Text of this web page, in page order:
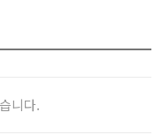
니다.